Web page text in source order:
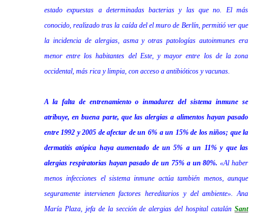
estado expuestas a determinadas bacterias y las que no. El más
conocido, realizado tras la caída del el muro de Berlín, permitió ver que
la incidencia de alergias, asma y otras patologías autoinmunes era
menor entre los habitantes del Este, y mayor entre los de la zona
occidental, más rica y limpia, con acceso a antibióticos y vacunas.
A la falta de entrenamiento o inmadurez del sistema inmune se
atribuye, en buena parte, que las alergias a alimentos hayan pasado
entre 1992 y 2005 de afectar de un 6% a un 15% de los niños; que la
dermatitis atópica haya aumentado de un 5% a un 11% y que las
alergias respiratorias hayan pasado de un 75% a un 80%. «Al haber
menos infecciones el sistema inmune actúa también menos, aunque
seguramente intervienen factores hereditarios y del ambiente». Ana
María Plaza, jefa de la sección de alergias del hospital catalánSant